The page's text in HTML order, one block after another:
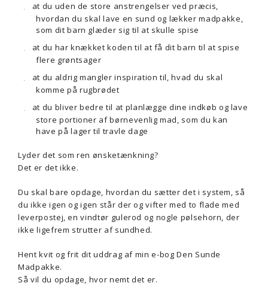
at du uden de store anstrengelser ved præcis,
hvordan du skal lave en sund og lækker madpakke,
som dit barn glæder sig til at skulle spise
at du har knækket koden til at få dit barn til at spise
flere grøntsager
at du aldrig mangler inspiration til, hvad du skal
komme på rugbrødet
at du bliver bedre til at planlægge dine indkøb og lave
store portioner af børnevenlig mad, som du kan
have på lager til travle dage
Lyder det som ren ønsketænkning?
Det er det ikke.
Du skal bare opdage, hvordan du sætter det i system, så
du ikke igen og igen står der og vifter med to flade med
leverpostej, en vindtør gulerod og nogle pølsehorn, der
ikke ligefrem strutter af sundhed.
Hent kvit og frit dit uddrag af min e-bog Den Sunde
Madpakke.
Så vil du opdage, hvor nemt det er.